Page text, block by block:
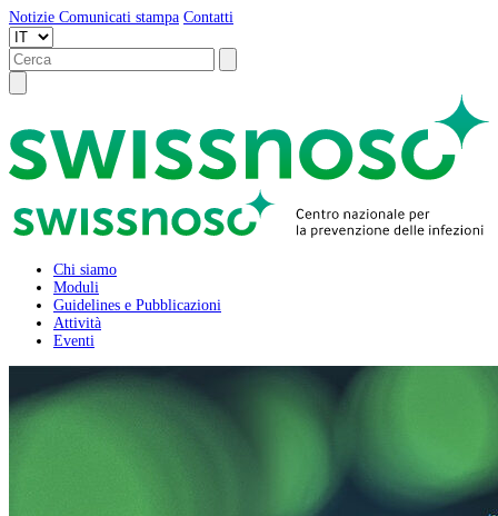
Notizie Comunicati stampa Contatti
Chi siamo
Moduli
Guidelines e Pubblicazioni
Attività
Eventi